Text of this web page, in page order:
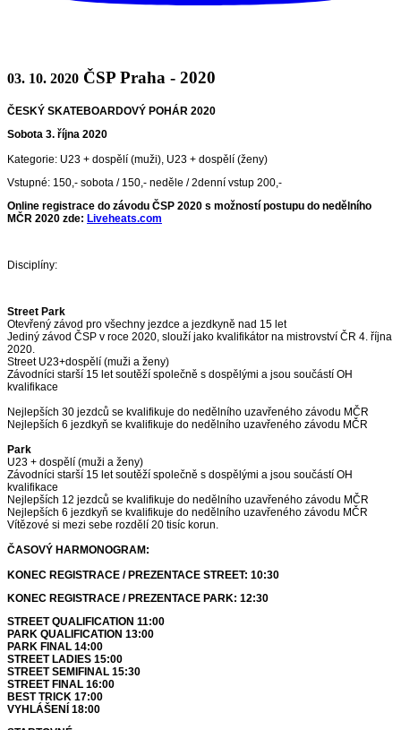
03. 10. 2020 ČSP Praha - 2020
ČESKÝ SKATEBOARDOVÝ POHÁR 2020
Sobota 3. října 2020
Kategorie: U23 + dospělí (muži), U23 + dospělí (ženy)
Vstupné: 150,- sobota / 150,- neděle / 2denní vstup 200,-
Online registrace do závodu ČSP 2020 s možností postupu do nedělního
MČR 2020 zde: Liveheats.com
Disciplíny:
Street Park
Otevřený závod pro všechny jezdce a jezdkyně nad 15 let
Jediný závod ČSP v roce 2020, slouží jako kvalifikátor na mistrovství ČR 4. října
2020.
Street U23+dospělí (muži a ženy)
Závodníci starší 15 let soutěží společně s dospělými a jsou součástí OH
kvalifikace
Nejlepších 30 jezdců se kvalifikuje do nedělního uzavřeného závodu MČR
Nejlepších 6 jezdkyň se kvalifikuje do nedělního uzavřeného závodu MČR
Park
U23 + dospělí (muži a ženy)
Závodníci starší 15 let soutěží společně s dospělými a jsou součástí OH
kvalifikace
Nejlepších 12 jezdců se kvalifikuje do nedělního uzavřeného závodu MČR
Nejlepších 6 jezdkyň se kvalifikuje do nedělního uzavřeného závodu MČR
Vítězové si mezi sebe rozdělí 20 tisíc korun.
ČASOVÝ HARMONOGRAM:
KONEC REGISTRACE / PREZENTACE STREET: 10:30
KONEC REGISTRACE / PREZENTACE PARK: 12:30
STREET QUALIFICATION 11:00
PARK QUALIFICATION 13:00
PARK FINAL 14:00
STREET LADIES 15:00
STREET SEMIFINAL 15:30
STREET FINAL 16:00
BEST TRICK 17:00
VYHLÁŠENÍ 18:00